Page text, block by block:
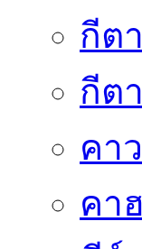
กีต
กีต
คา
คา